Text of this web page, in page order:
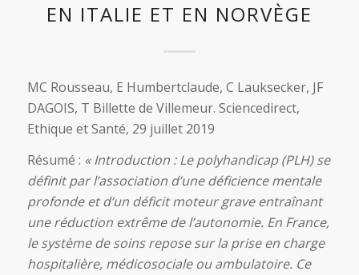
EN ITALIE ET EN NORVÈGE
MC Rousseau, E Humbertclaude, C Lauksecker, JF
DAGOIS, T Billette de Villemeur. Sciencedirect,
Ethique et Santé, 29 juillet 2019
Résumé : «Introduction : Le polyhandicap (PLH) se
définit par l’association d’une déficience mentale
profonde et d’un déficit moteur grave entraînant
une réduction extrême de l’autonomie. En France,
le système de soins repose sur la prise en charge
hospitalière, médicosociale ou ambulatoire. Ce